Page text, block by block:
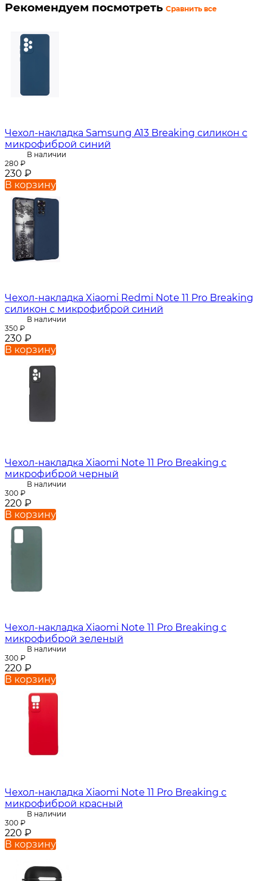
Рекомендуем посмотреть Сравнить все
Чехол-накладка Samsung A13 Breaking силикон с
микрофиброй синий
В наличии
280 ₽
230 ₽
В корзину
Чехол-накладка Xiaomi Redmi Note 11 Pro Breaking
силикон с микрофиброй синий
В наличии
350 ₽
230 ₽
В корзину
Чехол-накладка Xiaomi Note 11 Pro Breaking с
микрофиброй черный
В наличии
300 ₽
220 ₽
В корзину
Чехол-накладка Xiaomi Note 11 Pro Breaking с
микрофиброй зеленый
В наличии
300 ₽
220 ₽
В корзину
Чехол-накладка Xiaomi Note 11 Pro Breaking с
микрофиброй красный
В наличии
300 ₽
220 ₽
В корзину